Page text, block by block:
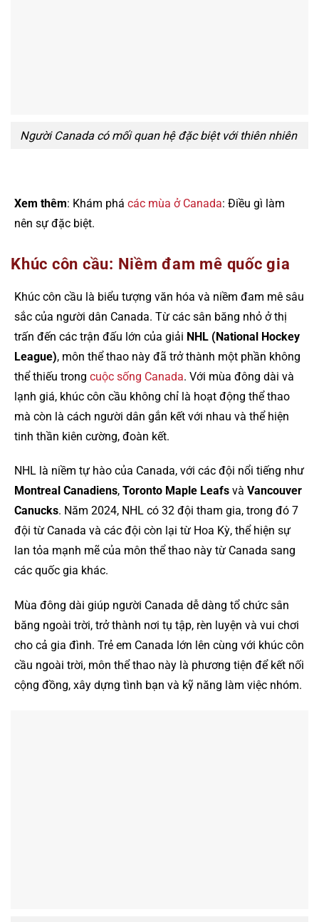
Người Canada có mối quan hệ đặc biệt với thiên nhiên
Xem thêm: Khám phá các mùa ở Canada: Điều gì làm
nên sự đặc biệt.
Khúc côn cầu: Niềm đam mê quốc gia
Khúc côn cầu là biểu tượng văn hóa và niềm đam mê sâu
sắc của người dân Canada. Từ các sân băng nhỏ ở thị
trấn đến các trận đấu lớn của giải NHL (National Hockey
League), môn thể thao này đã trở thành một phần không
thể thiếu trong cuộc sống Canada. Với mùa đông dài và
lạnh giá, khúc côn cầu không chỉ là hoạt động thể thao
mà còn là cách người dân gắn kết với nhau và thể hiện
tinh thần kiên cường, đoàn kết.
NHL là niềm tự hào của Canada, với các đội nổi tiếng như
Montreal Canadiens, Toronto Maple Leafs và Vancouver
Canucks. Năm 2024, NHL có 32 đội tham gia, trong đó 7
đội từ Canada và các đội còn lại từ Hoa Kỳ, thể hiện sự
lan tỏa mạnh mẽ của môn thể thao này từ Canada sang
các quốc gia khác.
Mùa đông dài giúp người Canada dễ dàng tổ chức sân
băng ngoài trời, trở thành nơi tụ tập, rèn luyện và vui chơi
cho cả gia đình. Trẻ em Canada lớn lên cùng với khúc côn
cầu ngoài trời, môn thể thao này là phương tiện để kết nối
cộng đồng, xây dựng tình bạn và kỹ năng làm việc nhóm.